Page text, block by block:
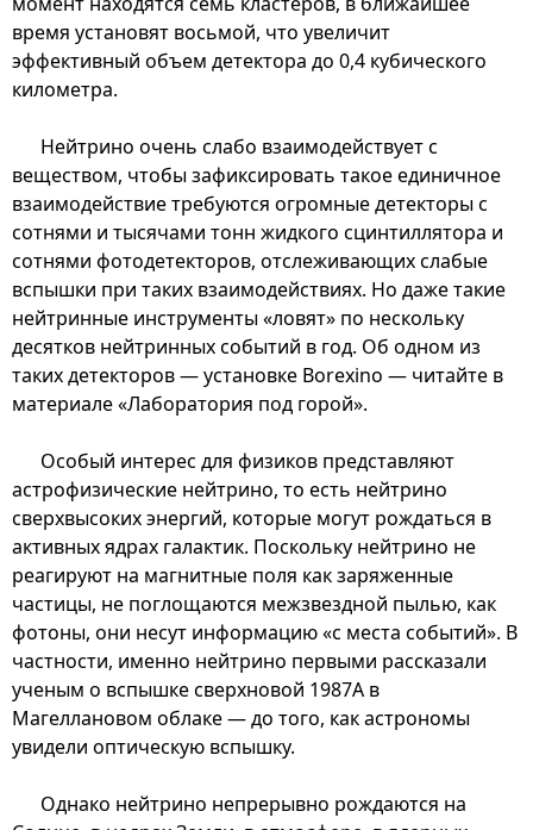
время установят восьмой, что увеличит
эффективный объем детектора до 0,4 кубического
километра.
Нейтрино очень слабо взаимодействует с
веществом, чтобы зафиксировать такое единичное
взаимодействие требуются огромные детекторы с
сотнями и тысячами тонн жидкого сцинтиллятора и
сотнями фотодетекторов, отслеживающих слабые
вспышки при таких взаимодействиях. Но даже такие
нейтринные инструменты «ловят» по нескольку
десятков нейтринных событий в год. Об одном из
таких детекторов — установке Borexino — читайте в
материале «Лаборатория под горой».
Особый интерес для физиков представляют
астрофизические нейтрино, то есть нейтрино
сверхвысоких энергий, которые могут рождаться в
активных ядрах галактик. Поскольку нейтрино не
реагируют на магнитные поля как заряженные
частицы, не поглощаются межзвездной пылью, как
фотоны, они несут информацию «с места событий». В
частности, именно нейтрино первыми рассказали
ученым о вспышке сверхновой 1987А в
Магеллановом облаке — до того, как астрономы
увидели оптическую вспышку.
Однако нейтрино непрерывно рождаются на